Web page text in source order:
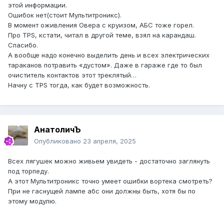
этой информации.
Ошибок нет(стоит Мультитроникс).
В момент оживления Овера с круизом, АБС тоже горел.
Про TPS, кстати, читал в другой теме, взял на карандаш.
Спасибо.
А вообще надо конечно выделить день и всех электрических
тараканов потравить «дустом». Даже в гараже где то был
очиститель контактов этот треклятый…
Начну с TPS тогда, как будет возможность.
АнатоличЪ
Опубликовано 23 апреля, 2025
Всех лягушек можно живьем увидеть - достаточно заглянуть
под торпеду.
А этот Мультитроникс точно умеет ошибки вортека смотреть?
При не гаснущей лампе абс они должны быть, хотя бы по
этому модулю.